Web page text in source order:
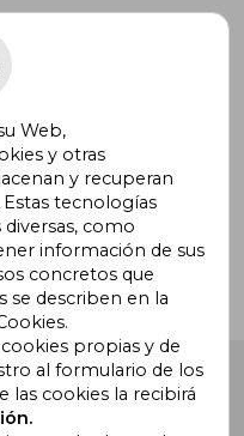
ofertas y
Nave 3 (08940),
Reservados.
Web,
y otras
y recuperan
tecnologías
como
información de sus
concretos que
se describen en la
propias y de
al formulario de los
las cookies la recibirá